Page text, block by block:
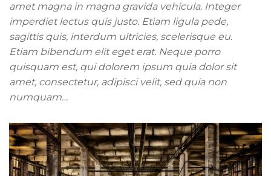
amet magna in magna gravida vehicula. Integer
imperdiet lectus quis justo. Etiam ligula pede,
sagittis quis, interdum ultricies, scelerisque eu.
Etiam bibendum elit eget erat. Neque porro
quisquam est, qui dolorem ipsum quia dolor sit
amet, consectetur, adipisci velit, sed quia non
numquam…